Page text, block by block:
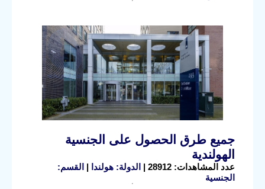
جميع طرق الحصول على الجنسية
الهولندية
عدد المشاهدات: 28912 | الدولة: هولندا | القسم:
الجنسية